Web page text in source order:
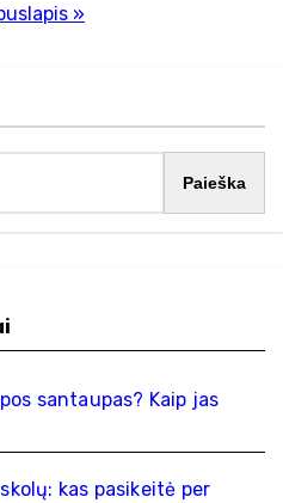
»
Paieška
santaupas? Kaip jas
kas pasikeitė per